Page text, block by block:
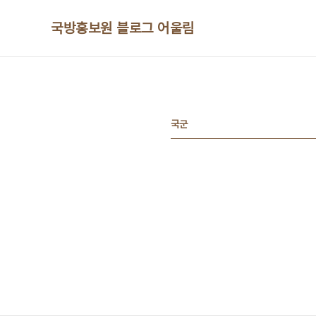
국방홍보원 블로그 어울림
국군